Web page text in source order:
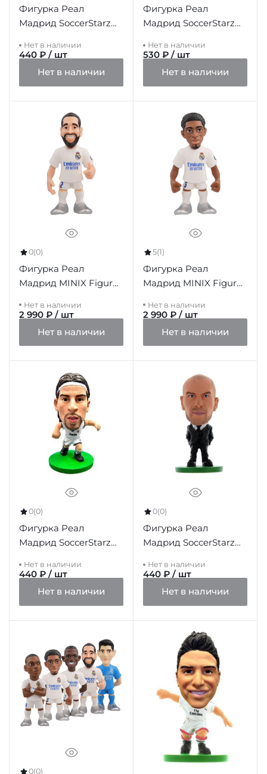
Фигурка Реал
Мадрид SoccerStarz
Нет в наличии
440 ₽ / шт
Нет в наличии
Фигурка Реал
Мадрид SoccerStarz
Нет в наличии
530 ₽ / шт
Нет в наличии
0(0)
Фигурка Реал
Мадрид MINIX Figure
Нет в наличии
2 990 ₽ / шт
Нет в наличии
5(1)
Фигурка Реал
Мадрид MINIX Figure
Нет в наличии
2 990 ₽ / шт
Нет в наличии
0(0)
Фигурка Реал
Мадрид SoccerStarz
Нет в наличии
440 ₽ / шт
Нет в наличии
0(0)
Фигурка Реал
Мадрид SoccerStarz
Нет в наличии
440 ₽ / шт
Нет в наличии
0(0)